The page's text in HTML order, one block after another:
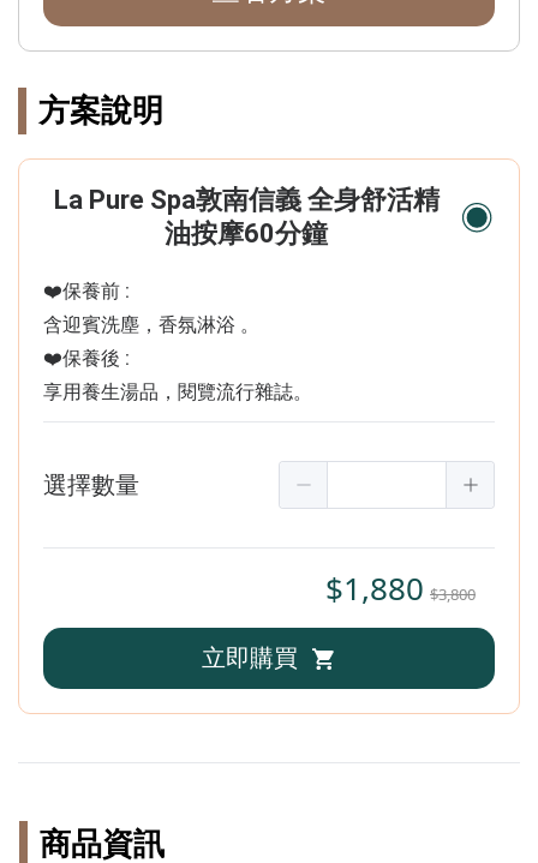
方案說明
La Pure Spa敦南信義 全身舒活精
油按摩60分鐘
❤️保養前 :
含迎賓洗塵，香氛淋浴 。
❤️保養後 :
享用養生湯品，閱覽流行雜誌。
選擇數量
$1,880 $3,800
立即購買
商品資訊